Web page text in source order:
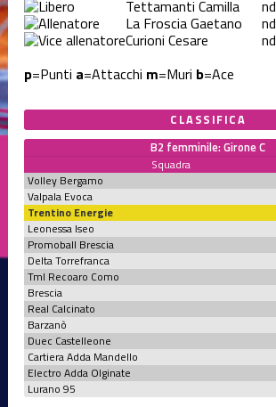
Tettamanti Camilla nd
La Froscia Gaetano nd
Curioni Cesare nd
p=Punti a=Attacchi m=Muri b=Ace
CLASSIFICA
B2 femminile: Girone C
Squadra
Volley Bergamo
Valpala Evoca
Trentino Energie
Leonessa Iseo
Promoball Brescia
Delta Torrefranca
Tml Recoaro Como
Brescia
Real Calcinato
Barzanò
Duec Castelleone
Cartiera Adda Mandello
Electro Adda Olginate
Lurano 95